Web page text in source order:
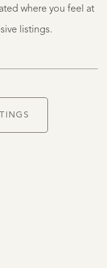
where you feel at
listings.